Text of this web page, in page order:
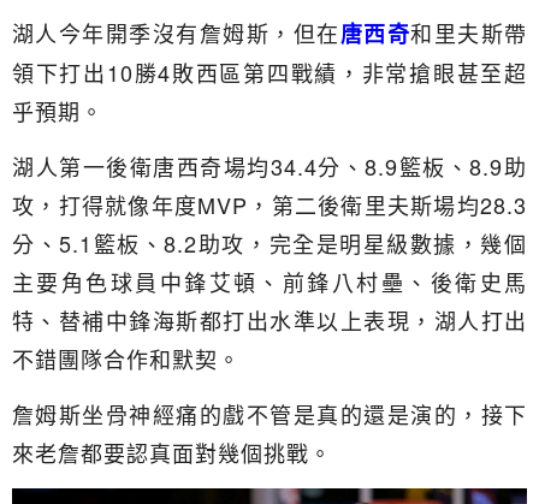
湖人今年開季沒有詹姆斯，但在唐西奇和里夫斯帶
領下打出10勝4敗西區第四戰績，非常搶眼甚至超
乎預期。
湖人第一後衛唐西奇場均34.4分、8.9籃板、8.9助
攻，打得就像年度MVP，第二後衛里夫斯場均28.3
分、5.1籃板、8.2助攻，完全是明星級數據，幾個
主要角色球員中鋒艾頓、前鋒八村壘、後衛史馬
特、替補中鋒海斯都打出水準以上表現，湖人打出
不錯團隊合作和默契。
詹姆斯坐骨神經痛的戲不管是真的還是演的，接下
來老詹都要認真面對幾個挑戰。